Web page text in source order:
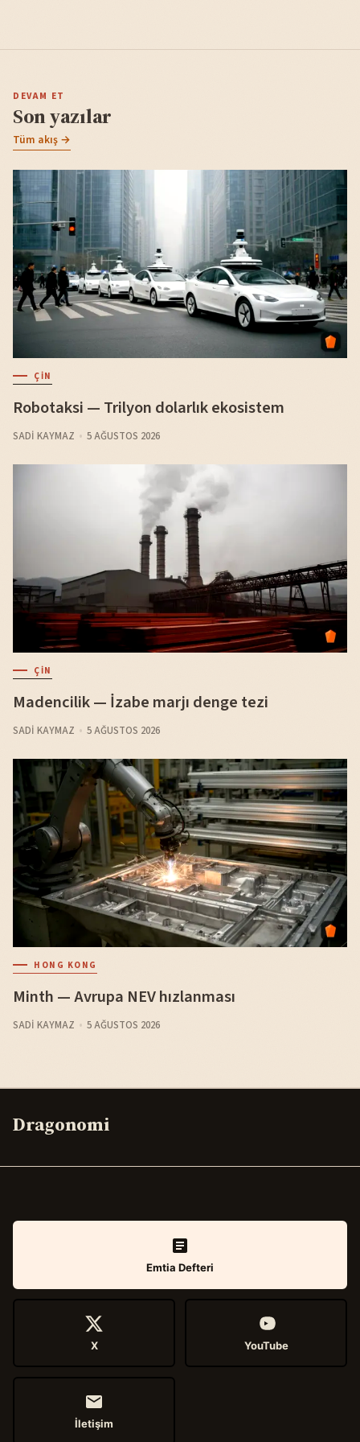
DEVAM ET
Son yazılar
Tüm akış →
ÇIN
Robotaksi — Trilyon dolarlık ekosistem
SADI KAYMAZ 5 AĞUSTOS 2026
ÇIN
Madencilik — İzabe marjı denge tezi
SADI KAYMAZ 5 AĞUSTOS 2026
HONG KONG
Minth — Avrupa NEV hızlanması
SADI KAYMAZ 5 AĞUSTOS 2026
Dragonomi
Emtia Defteri
X YouTube
İletişim